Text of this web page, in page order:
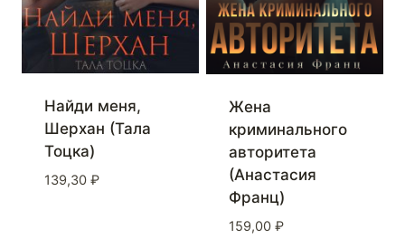
Найди меня,
Шерхан (Тала
Тоцка)
139,30 ₽
Жена
криминального
авторитета
(Анастасия
Франц)
159,00 ₽